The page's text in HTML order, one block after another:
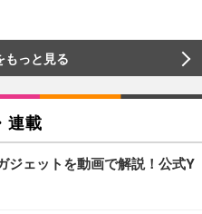
もっと見る
連載
ジェットを動画で解説！公式Y